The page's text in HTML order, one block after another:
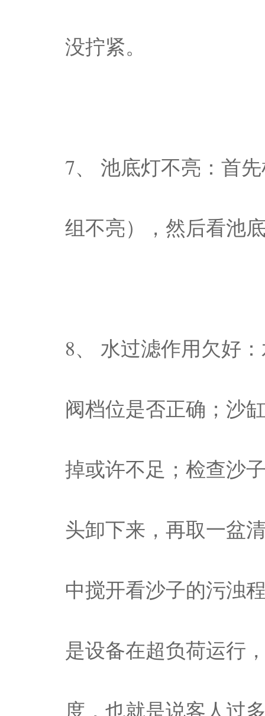
没拧紧。
7、 池底灯不亮：首
组不亮），然后看池
8、 水过滤作用欠好
阀档位是否正确；沙
掉或许不足；检查沙
头卸下来，再取一盆
中搅开看沙子的污浊
是设备在超负荷运行
度，也就是说客人过